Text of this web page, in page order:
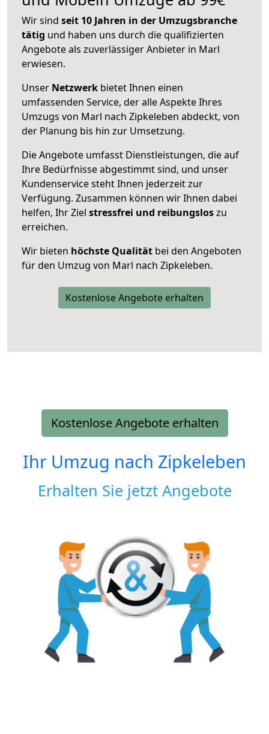
Wir sind seit 10 Jahren in der Umzugsbranche
tätig und haben uns durch die qualifizierten
Angebote als zuverlässiger Anbieter in Marl
erwiesen.
Unser Netzwerk bietet Ihnen einen
umfassenden Service, der alle Aspekte Ihres
Umzugs von Marl nach Zipkeleben abdeckt, von
der Planung bis hin zur Umsetzung.
Die Angebote umfasst Dienstleistungen, die auf
Ihre Bedürfnisse abgestimmt sind, und unser
Kundenservice steht Ihnen jederzeit zur
Verfügung. Zusammen können wir Ihnen dabei
helfen, Ihr Ziel stressfrei und reibungsloszu
erreichen.
Wir bieten höchste Qualität bei den Angeboten
für den Umzug von Marl nach Zipkeleben.
Kostenlose Angebote erhalten
Kostenlose Angebote erhalten
Ihr Umzug nach Zipkeleben
Erhalten Sie jetzt Angebote